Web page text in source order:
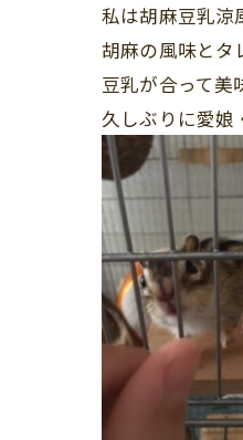
私は胡麻豆乳涼
胡麻の風味とタ
豆乳が合って美
久しぶりに愛